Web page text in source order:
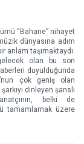
“Bahane” nihayet
dünyasına adım
anlam taşımaktaydı.
olan bu son
duyulduğunda
çok geniş olan
dinleyen şanslı
belki de
tamamlamak üzere